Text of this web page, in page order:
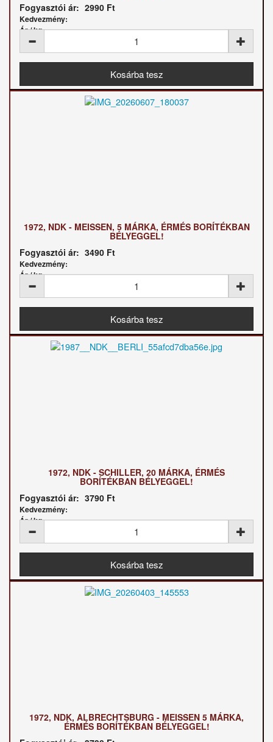
Fogyasztói ár: 2990 Ft
Kedvezmény:
Ár / kg:
1972, NDK - MEISSEN, 5 MÁRKA, ÉRMÉS BORÍTÉKBAN
BÉLYEGGEL!
Fogyasztói ár: 3490 Ft
Kedvezmény:
Ár / kg:
1972, NDK - SCHILLER, 20 MÁRKA, ÉRMÉS
BORÍTÉKBAN BÉLYEGGEL!
Fogyasztói ár: 3790 Ft
Kedvezmény:
Ár / kg:
1972, NDK, ALBRECHTSBURG - MEISSEN 5 MÁRKA,
ÉRMÉS BORÍTÉKBAN BÉLYEGGEL!